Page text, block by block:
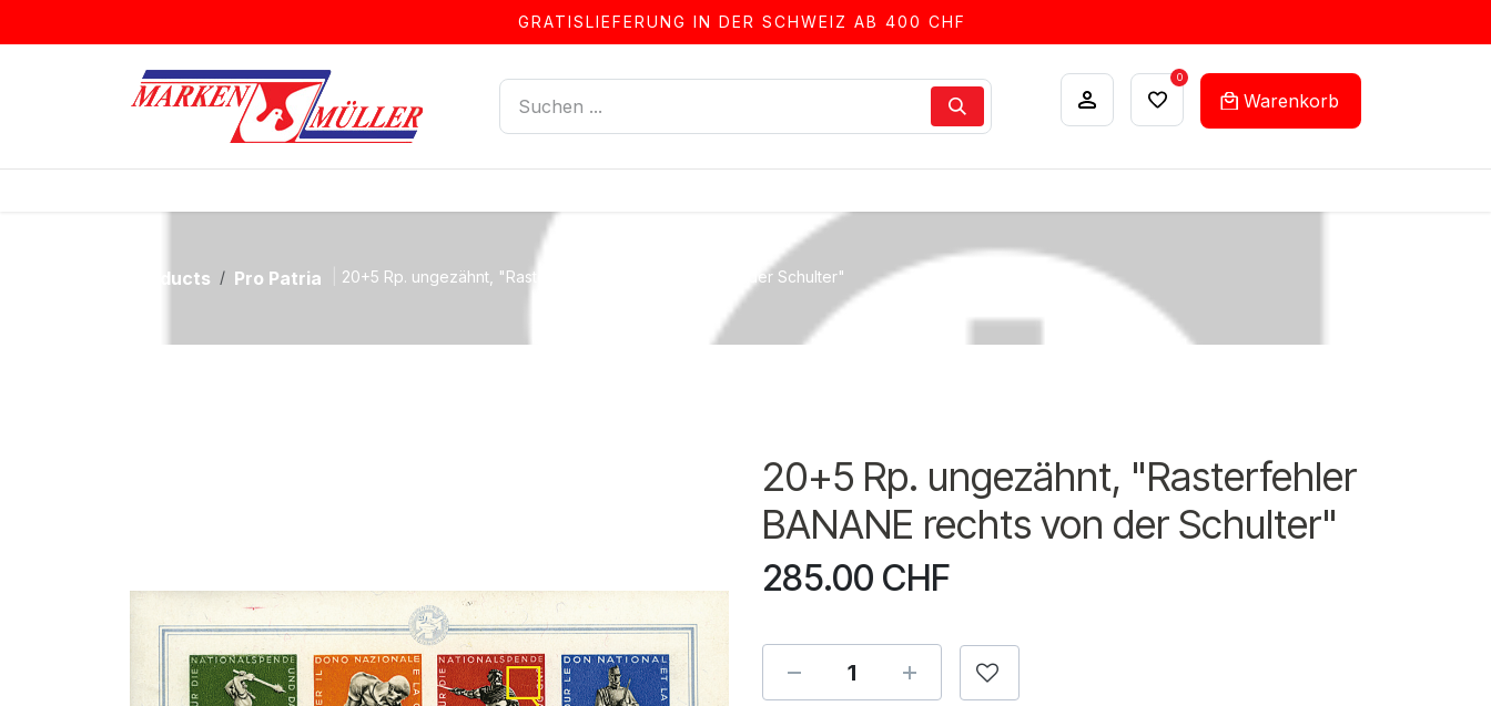
GRATISLIEFERUNG IN DER SCHWEIZ AB 400 CHF
0
Warenkorb
Products Pro Patria 20+5 Rp. ungezähnt, "Rasterfehler BANANE rechts von der Schulter"
20+5 Rp. ungezähnt, "Rasterfehler
BANANE rechts von der Schulter"
285.00 CHF